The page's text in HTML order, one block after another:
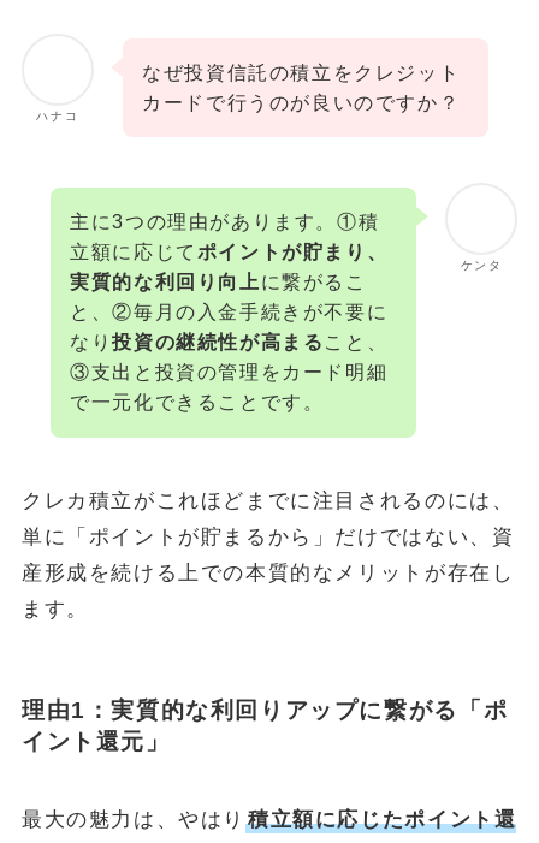
ハナコ
なぜ投資信託の積立をクレジット
カードで行うのが良いのですか？
ケンタ
主に3つの理由があります。①積
立額に応じて ポイントが貯まり、
実質的な利回り向上 に繋がるこ
と、②毎月の入金手続きが不要に
なり投資の継続性が高まる こと、
③支出と投資の管理をカード明細
で一元化できることです。
クレカ積立がこれほどまでに注目されるのには、
単に「ポイントが貯まるから」だけではない、資
産形成を続ける上での本質的なメリットが存在し
ます。
理由1：実質的な利回りアップに繋がる「ポ
イント還元」
最大の魅力は、やはり積立額に応じたポイント還